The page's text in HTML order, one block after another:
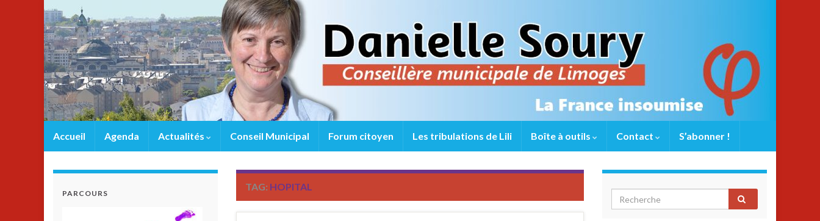
Accueil Agenda Actualités Conseil Municipal Forum citoyen Les tribulations de Lili Boîte à outils Contact S’abonner !
TAG: HOPITAL
PARCOURS